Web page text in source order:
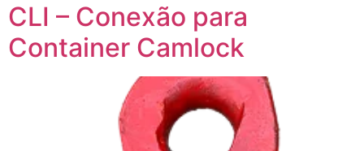
CLI – Conexão para
Container Camlock